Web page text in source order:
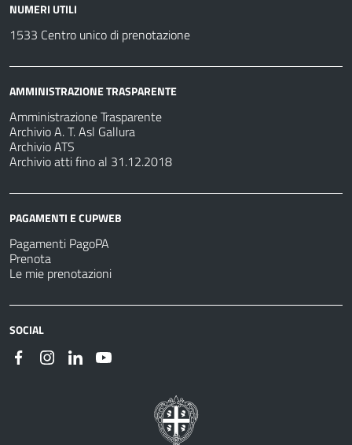
NUMERI UTILI
1533 Centro unico di prenotazione
AMMINISTRAZIONE TRASPARENTE
Amministrazione Trasparente
Archivio A. T. Asl Gallura
Archivio ATS
Archivio atti fino al 31.12.2018
PAGAMENTI E CUPWEB
Pagamenti PagoPA
Prenota
Le mie prenotazioni
SOCIAL